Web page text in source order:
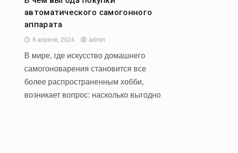
автоматического самогонного
аппарата
8 апреля, 2024 admin
В мире, где искусство домашнего
самогоноварения становится все
более распространенным хобби,
возникает вопрос: насколько выгодно